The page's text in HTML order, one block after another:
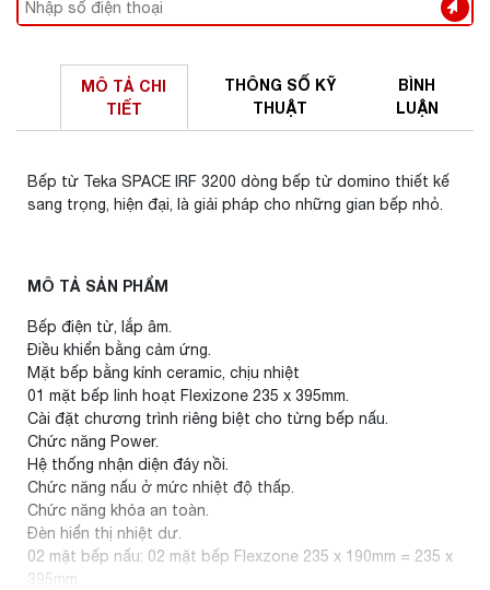
MÔ TẢ CHI
TIẾT
THÔNG SỐ KỸ
THUẬT
BÌNH
LUẬN
Bếp từ Teka SPACE IRF 3200 dòng bếp từ domino thiết kế
sang trọng, hiện đại, là giải pháp cho những gian bếp nhỏ.
MÔ TẢ SẢN PHẨM
Bếp điện từ, lắp âm.
Điều khiển bằng cảm ứng.
Mặt bếp bằng kính ceramic, chịu nhiệt
01 mặt bếp linh hoạt Flexizone 235 x 395mm.
Cài đặt chương trình riêng biệt cho từng bếp nấu.
Chức năng Power.
Hệ thống nhận diện đáy nồi.
Chức năng nấu ở mức nhiệt độ thấp.
Chức năng khóa an toàn.
Đèn hiển thị nhiệt dư.
02 mặt bếp nấu: 02 mặt bếp Flexzone 235 x 190mm = 235 x
395mm.